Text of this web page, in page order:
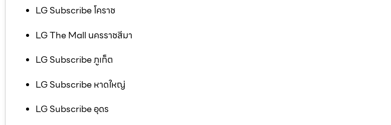
LG Subscribe โคราช
LG The Mall นครราชสีมา
LG Subscribe ภูเก็ต
LG Subscribe หาดใหญ่
LG Subscribe อุดร